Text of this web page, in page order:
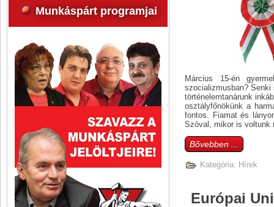
Munkáspárt programjai
Március 15-én
szocializmusban?
történelemtanárunk
osztályfőnökünk a
fontos. Fiamat és
Szóval, mikor is voltunk
Bővebben ...
Kategória: Hírek
Európai